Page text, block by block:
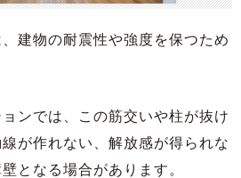
建物の耐震性や強度を保つため
ンでは、この筋交いや柱が抜け
が作れない、解放感が得られな
となる場合があります。